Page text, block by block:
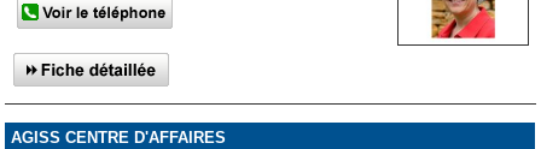
AGISS CENTRE D'AFFAIRES